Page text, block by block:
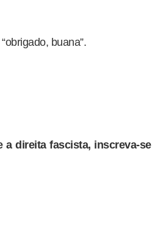
buana”.
direita fascista, inscreva-se